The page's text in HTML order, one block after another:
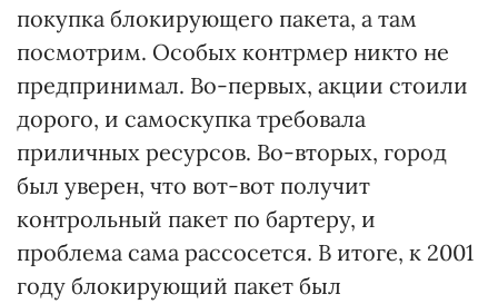
покупка блокирующего пакета, а там
посмотрим. Особых контрмер никто не
предпринимал. Во-первых, акции стоили
дорого, и самоскупка требовала
приличных ресурсов. Во-вторых, город
был уверен, что вот-вот получит
контрольный пакет по бартеру, и
проблема сама рассосется. В итоге, к 2001
году блокирующий пакет был